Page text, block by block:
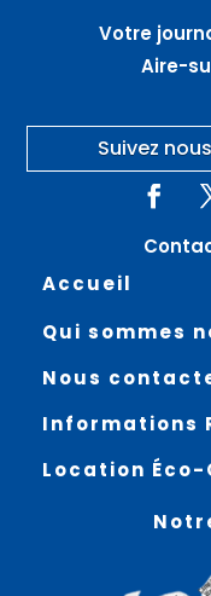
Votre
Aire-
Suivez
Accueil
Qui sommes
Nous
Informations
Location Éco-